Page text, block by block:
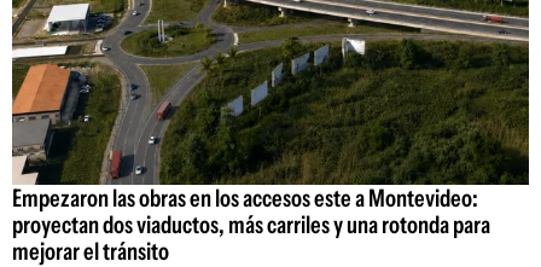
Empezaron las obras en los accesos este a Montevideo:
proyectan dos viaductos, más carriles y una rotonda para
mejorar el tránsito